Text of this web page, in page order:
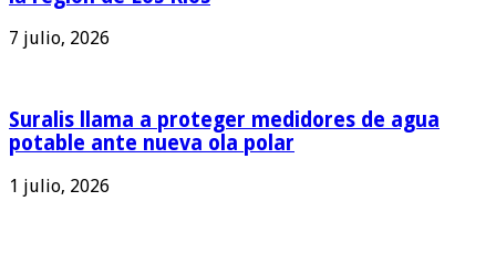
7 julio, 2026
Suralis llama a proteger medidores de agua
potable ante nueva ola polar
1 julio, 2026